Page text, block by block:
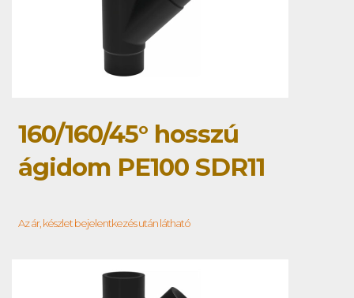
160/160/45° hosszú
ágidom PE100 SDR11
Az ár, készlet bejelentkezés után látható